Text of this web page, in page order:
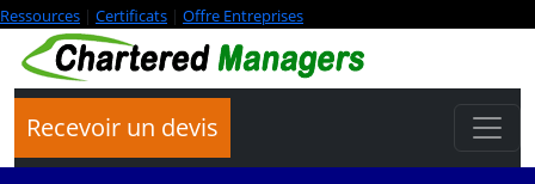
Ressources | Certificats | Offre Entreprises
Recevoir un devis